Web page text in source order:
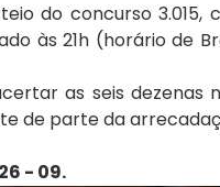
do concurso
às 21h (horário de
as seis
de parte da
- 09.